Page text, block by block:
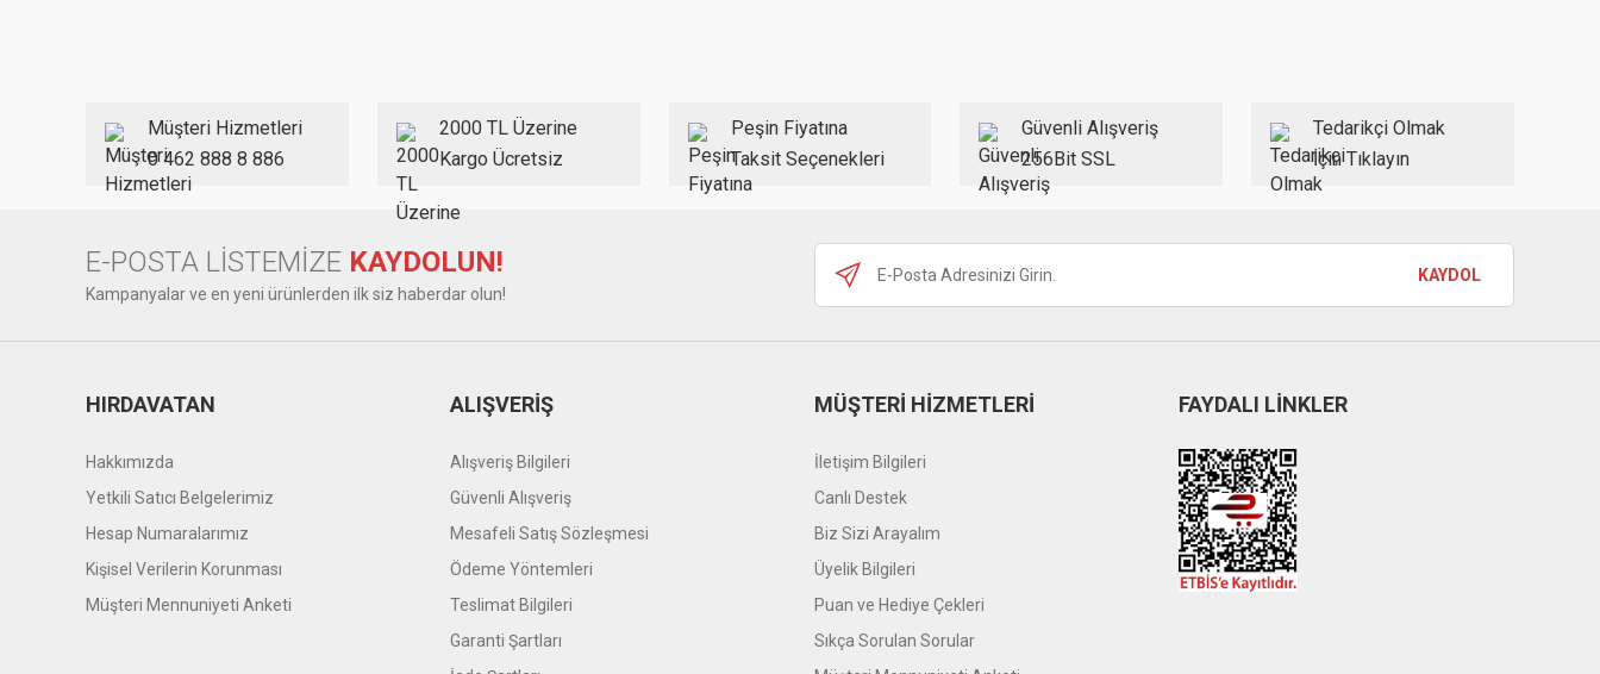
Ürün bilgilerinde hatalar bulunuyor.
Ürün fiyatı diğer sitelerden daha pahalı.
Bu ürüne benzer farklı alternatifler olmalı.
Gönder
Müşteri Hizmetleri
0 462 888 8 886
2000 TL Üzerine
Kargo Ücretsiz
Peşin Fiyatına
Taksit Seçenekleri
Güvenli Alışveriş
256Bit SSL
Tedarikçi Olmak
İçin Tıklayın
E-POSTA LİSTEMİZE KAYDOLUN!
Kampanyalar ve en yeni ürünlerden ilk siz haberdar olun!
KAYDOL
HIRDAVATAN
Hakkımızda
Yetkili Satıcı Belgelerimiz
Hesap Numaralarımız
Kişisel Verilerin Korunması
Müşteri Mennuniyeti Anketi
ALIŞVERİŞ
Alışveriş Bilgileri
Güvenli Alışveriş
Mesafeli Satış Sözleşmesi
Ödeme Yöntemleri
Teslimat Bilgileri
Garanti Şartları
MÜŞTERİ HİZMETLERİ
İletişim Bilgileri
Canlı Destek
Biz Sizi Arayalım
Üyelik Bilgileri
Puan ve Hediye Çekleri
Sıkça Sorulan Sorular
FAYDALI LİNKLER